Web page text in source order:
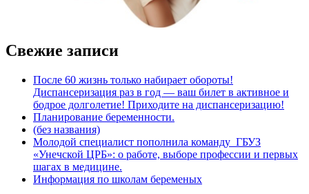
Свежие записи
После 60 жизнь только набирает обороты!
Диспансеризация раз в год — ваш билет в активное и
бодрое долголетие! Приходите на диспансеризацию!
Планирование беременности.
(без названия)
Молодой специалист пополнила команду ГБУЗ
«Унечской ЦРБ»: о работе, выборе профессии и первых
шагах в медицине.
Информация по школам беременых